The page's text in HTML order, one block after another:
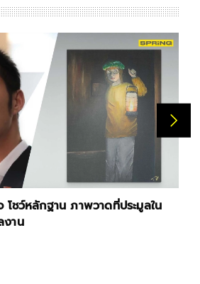
โชว์หลักฐาน ภาพวาดที่ประมูลใน
งาน